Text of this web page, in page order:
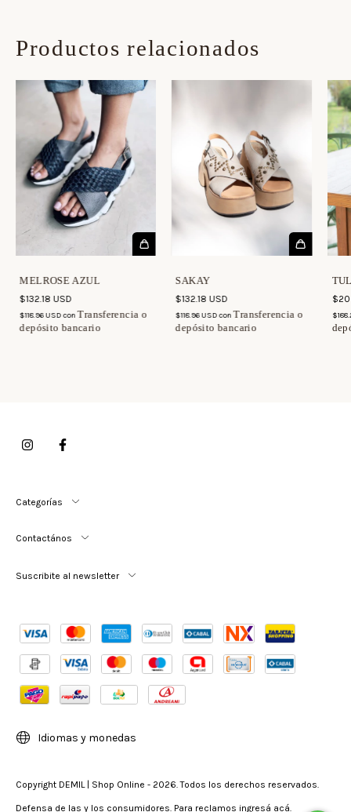
Productos relacionados
MELROSE AZUL
$132.18 USD
$118.96 USDcon Transferencia o
depósito bancario
SAKAY
$132.18 USD
$118.96 USDcon Transferencia o
depósito bancario
Categorías
Contactános
Suscribite al newsletter
Idiomas y monedas
Copyright DEMIL | Shop Online - 2026. Todos los derechos reservados.
Defensa de las y los consumidores. Para reclamos ingresá acá.